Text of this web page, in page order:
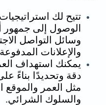
تتيح لك
الوصول إلى جمهور
وسائل التواصل
والإعلانات
يمكنك استهداف
دقة وتحديدًا بناءً
مثل العمر والموقع
والسلوك الشرائي.